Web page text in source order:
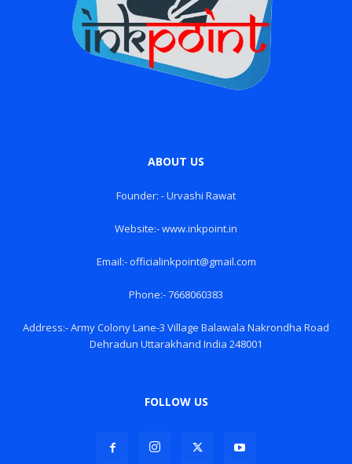
ABOUT US
Founder: - Urvashi Rawat
Website:- www.inkpoint.in
Email:- officialinkpoint@gmail.com
Phone:- 7668060383
Address:- Army Colony Lane-3 Village Balawala Nakrondha Road
Dehradun Uttarakhand India 248001
FOLLOW US